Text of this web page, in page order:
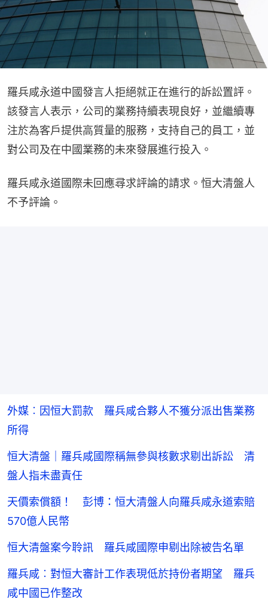
羅兵咸永道中國發言人拒絕就正在進行的訴訟置評。
該發言人表示，公司的業務持續表現良好，並繼續專
注於為客戶提供高質量的服務，支持自己的員工，並
對公司及在中國業務的未來發展進行投入。
羅兵咸永道國際未回應尋求評論的請求。恒大清盤人
不予評論。
外媒︰因恒大罰款 羅兵咸合夥人不獲分派出售業務
所得
恒大清盤｜羅兵咸國際稱無參與核數求剔出訴訟 清
盤人指未盡責任
天價索償額！ 彭博：恒大清盤人向羅兵咸永道索賠
570億人民幣
恒大清盤案今聆訊 羅兵咸國際申剔出除被告名單
羅兵咸︰對恒大審計工作表現低於持份者期望 羅兵
咸中國已作整改